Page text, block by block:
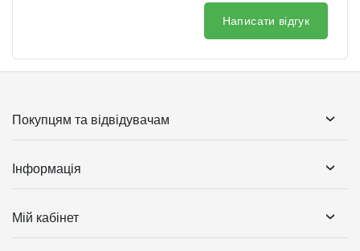
Написати відгук
Покупцям та відвідувачам
Інформація
Мій кабінет